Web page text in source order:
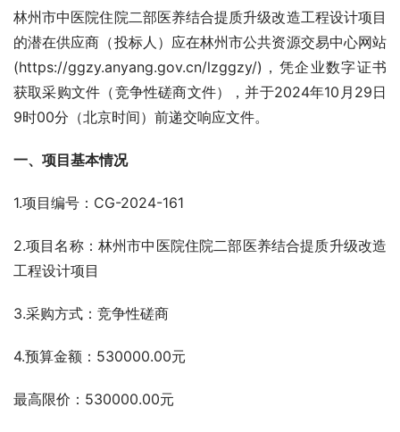
林州市中医院住院二部医养结合提质升级改造工程设计项目
的潜在供应商（投标人）应在林州市公共资源交易中心网站
(https://ggzy.anyang.gov.cn/lzggzy/)，凭企业数字证书
获取采购文件（竞争性磋商文件），并于2024年10月29日
9时00分（北京时间）前递交响应文件。
一、项目基本情况
1.项目编号：CG-2024-161
2.项目名称：林州市中医院住院二部医养结合提质升级改造
工程设计项目
3.采购方式：竞争性磋商
4.预算金额：530000.00元
最高限价：530000.00元